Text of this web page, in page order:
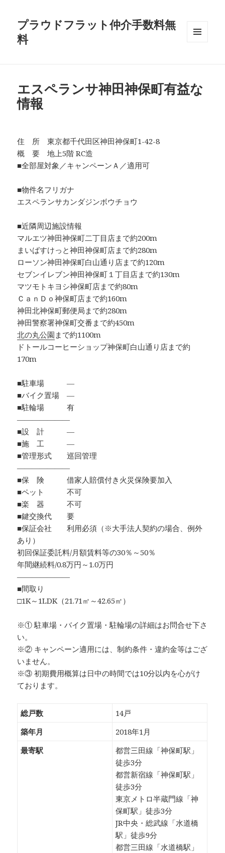
プラウドフラット仲介手数料無
料
エスペランサ神田神保町有益な
情報
住 所 東京都千代田区神田神保町1-42-8
概 要 地上5階 RC造
■全部屋対象／キャンペーンＡ／適用可
■物件名フリガナ
エスペランサカンダジンボウチョウ
■近隣周辺施設情報
マルエツ神田神保町二丁目店まで約200m
まいばすけっと神田神保町店まで約280m
ローソン神田神保町白山通り店まで約120m
セブンイレブン神田神保町１丁目店まで約130m
マツモトキヨシ神保町店まで約80m
ＣａｎＤｏ神保町店まで約160m
神田北神保町郵便局まで約280m
神田警察署神保町交番まで約450m
北の丸公園 まで約1100m
ドトールコーヒーショップ神保町白山通り店まで約
170m
■駐車場 ―
■バイク置場 ―
■駐輪場 有
―――――――
■設 計 ―
■施 工 ―
■管理形式 巡回管理
―――――――
■保 険 借家人賠償付き火災保険要加入
■ペット 不可
■楽 器 不可
■鍵交換代 要
■保証会社 利用必須（※大手法人契約の場合、例外
あり）
初回保証委託料/月額賃料等の30％～50％
年間継続料/0.8万円～1.0万円
―――――――
■間取り
□1K～1LDK（21.71㎡～42.65㎡）
※① 駐車場・バイク置場・駐輪場の詳細はお問合せ下さ
い。
※② キャンペーン適用には、制約条件・違約金等はござ
いません。
※③ 初期費用概算は日中の時間では10分以内を心がけ
ております。
総戸数
14戸
築年月
2018年1月
最寄駅
都営三田線「神保町駅」
徒歩3分
都営新宿線「神保町駅」
徒歩3分
東京メトロ半蔵門線「神
保町駅」徒歩3分
JR中央・総武線「水道橋
駅」徒歩9分
都営三田線「水道橋駅」